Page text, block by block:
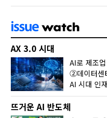
AX 3.0 시대
②데이터센
뜨거운 AI 반도체